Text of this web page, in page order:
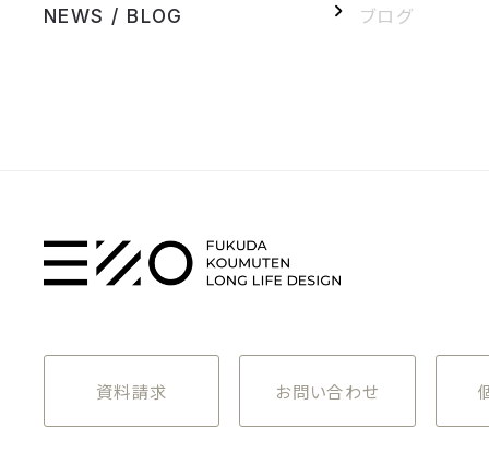
NEWS / BLOG
ブログ
資料請求 お問い合わせ